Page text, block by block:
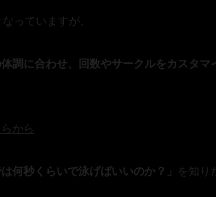
っていますが、
調に合わせ、回数やサークルをカスタマ
から
何秒くらいで泳げばいいのか？」 を知り